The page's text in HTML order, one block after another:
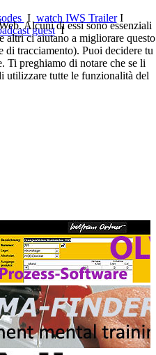
I watch IWS TrailerI
guestI
Alcuni di essi sono essenziali
altri ci aiutano a migliorare questo
di tracciamento). Puoi decidere tu
Ti preghiamo di notare che se li
utilizzare tutte le funzionalità del